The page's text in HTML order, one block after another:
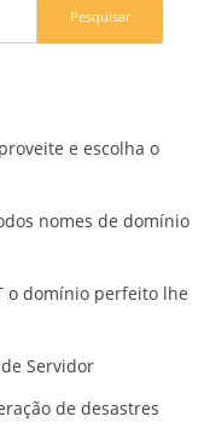
e escolha o
nomes de domínio
o domínio perfeito lhe
Servidor
de desastres